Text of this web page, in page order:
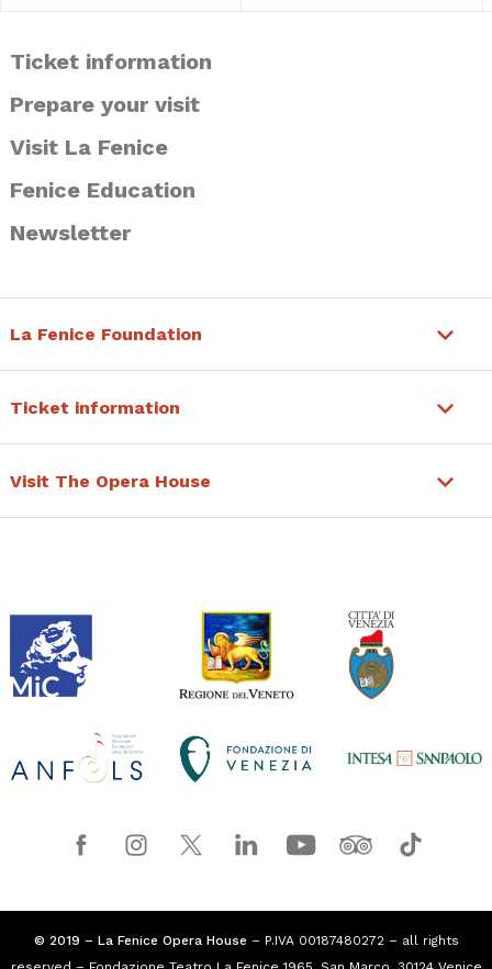
Ticket information
Prepare your visit
Visit La Fenice
Fenice Education
Newsletter
La Fenice Foundation
Ticket information
Visit The Opera House
© 2019 – La Fenice Opera House – P.IVA 00187480272 – all rights